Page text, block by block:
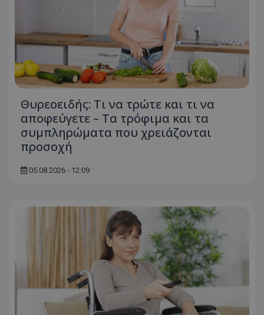
Θυρεοειδής: Τι να τρώτε και τι να
αποφεύγετε – Τα τρόφιμα και τα
συμπληρώματα που χρειάζονται
προσοχή
05.08.2026 - 12:09